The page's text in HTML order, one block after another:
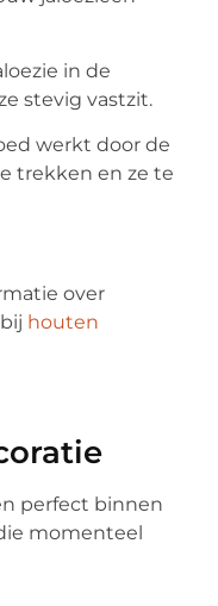
in de
stevig vastzit.
werkt door de
trekken en ze te
over
houten
perfect binnen
momenteel